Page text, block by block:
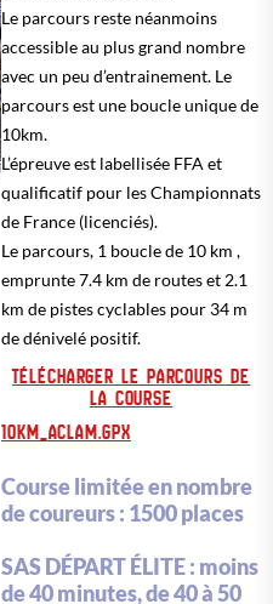
Le parcours reste néanmoins
accessible au plus grand nombre
avec un peu d’entrainement. Le
parcours est une boucle unique de
10km.
L’épreuve est labellisée FFA et
qualificatif pour les Championnats
de France (licenciés).
Le parcours, 1 boucle de 10 km ,
emprunte 7.4 km de routes et 2.1
km de pistes cyclables pour 34 m
de dénivelé positif.
TÉLÉCHARGER LE PARCOURS DE
LA COURSE
10KM_ACLAM.GPX
Course limitée en nombre
de coureurs : 1500 places
SAS DÉPART ÉLITE : moins
de 40 minutes, de 40 à 50